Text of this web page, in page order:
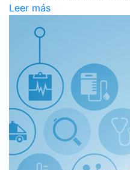
Leer más